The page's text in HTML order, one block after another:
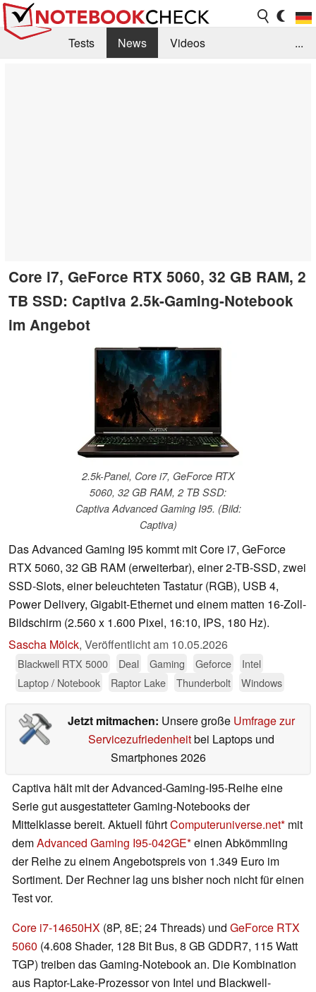
Tests News
Videos
...
Core i7, GeForce RTX 5060, 32 GB RAM, 2
TB SSD: Captiva 2.5k-Gaming-Notebook
im Angebot
2.5k-Panel, Core i7, GeForce RTX
5060, 32 GB RAM, 2 TB SSD:
Captiva Advanced Gaming I95. (Bild:
Captiva)
Das Advanced Gaming I95 kommt mit Core i7, GeForce
RTX 5060, 32 GB RAM (erweiterbar), einer 2-TB-SSD, zwei
SSD-Slots, einer beleuchteten Tastatur (RGB), USB 4,
Power Delivery, Gigabit-Ethernet und einem matten 16-Zoll-
Bildschirm (2.560 x 1.600 Pixel, 16:10, IPS, 180 Hz).
Sascha Mölck, Veröffentlicht am 10.05.2026
Blackwell RTX 5000 Deal Gaming Geforce
Intel
Laptop / Notebook
Raptor Lake Thunderbolt Windows
Jetzt mitmachen: Unsere große Umfrage zur
Servicezufriedenheitbei Laptops und
Smartphones 2026
Captiva hält mit der Advanced-Gaming-I95-Reihe eine
Serie gut ausgestatteter Gaming-Notebooks der
Mittelklasse bereit. Aktuell führtComputeruniverse.net mit
demAdvanced Gaming I95-042GE einen Abkömmling
der Reihe zu einem Angebotspreis von 1.349 Euro im
Sortiment. Der Rechner lag uns bisher noch nicht für einen
Test vor.
Core i7-14650HX (8P, 8E; 24 Threads) und GeForce RTX
5060 (4.608 Shader, 128 Bit Bus, 8 GB GDDR7, 115 Watt
TGP) treiben das Gaming-Notebook an. Die Kombination
aus Raptor-Lake-Prozessor von Intel und Blackwell-